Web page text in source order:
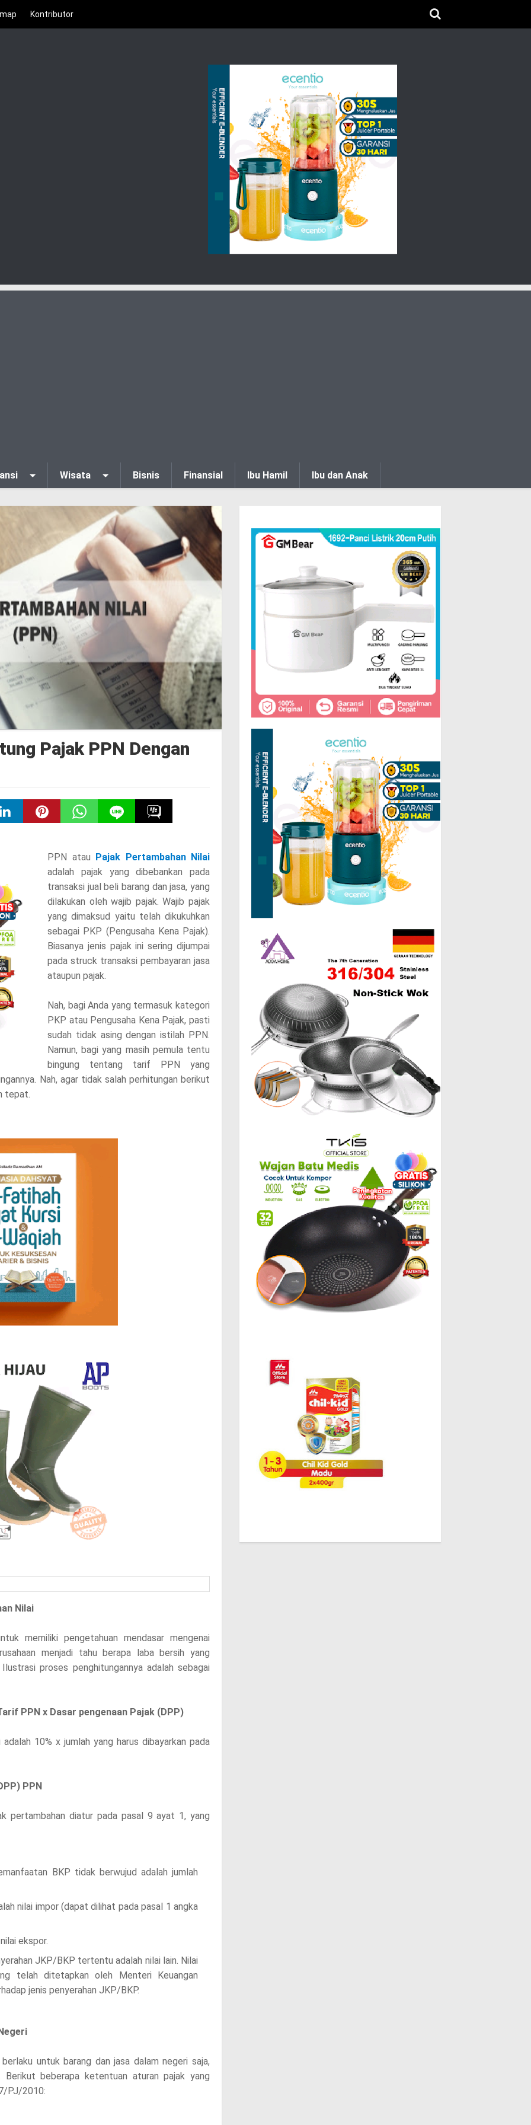
Kontributor
Wisata Bisnis Finansial Ibu Hamil Ibu dan Anak
Pajak PPN Dengan
PPN atau Pajak Pertambahan Nilai
adalah pajak yang dibebankan pada
transaksi jual beli barang dan jasa, yang
dilakukan oleh wajib pajak. Wajib pajak
yang dimaksud yaitu telah dikukuhkan
sebagai PKP (Pengusaha Kena Pajak).
Biasanya jenis pajak ini sering dijumpai
pada struck transaksi pembayaran jasa
ataupun pajak.
Nah, bagi Anda yang termasuk kategori
PKP atau Pengusaha Kena Pajak, pasti
sudah tidak asing dengan istilah PPN.
Namun, bagi yang masih pemula tentu
bingung tentang tarif PPN yang
Nah, agar tidak salah perhitungan berikut
tepat.
Nilai
memiliki pengetahuan mendasar mengenai
menjadi tahu berapa laba bersih yang
proses penghitungannya adalah sebagai
PPN x Dasar pengenaan Pajak (DPP)
10% x jumlah yang harus dibayarkan pada
PPN
pertambahan diatur pada pasal 9 ayat 1, yang
BKP tidak berwujud adalah jumlah
nilai impor (dapat dilihat pada pasal 1 angka
ekspor.
JKP/BKP tertentu adalah nilai lain. Nilai
telah ditetapkan oleh Menteri Keuangan
jenis penyerahan JKP/BKP.
untuk barang dan jasa dalam negeri saja,
beberapa ketentuan aturan pajak yang
PJ/2010: